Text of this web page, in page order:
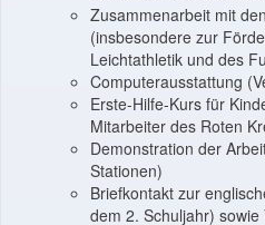
Zusammenarbeit mit
(insbesondere zur
Leichtathletik und des
Computerausstattung
Erste-Hilfe-Kurs für
Mitarbeiter des Roten
Demonstration der
Stationen)
Briefkontakt zur
dem 2. Schuljahr)